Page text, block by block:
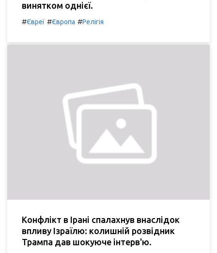
винятком однієї.
#Євреї #Європа #Релігія
Конфлікт в Ірані спалахнув внаслідок
впливу Ізраїлю: колишній розвідник
Трампа дав шокуюче інтерв'ю.